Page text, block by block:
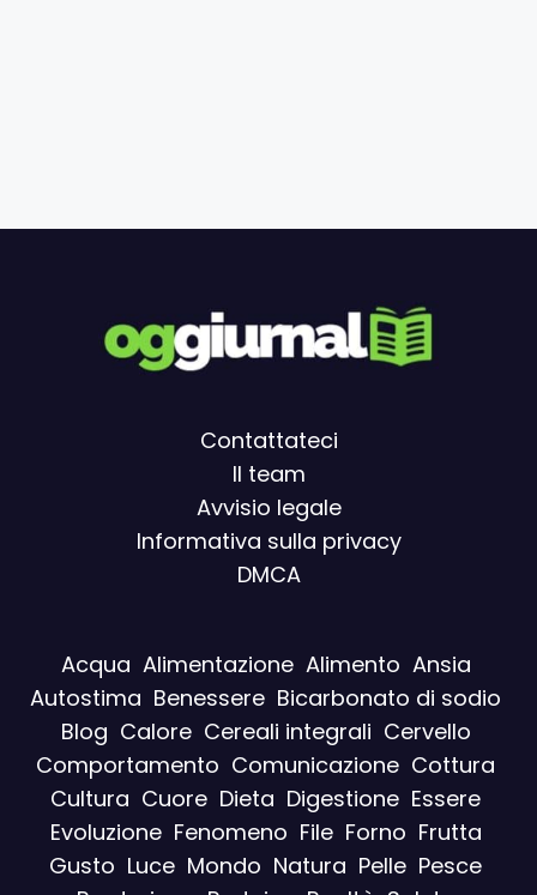
Contattateci
Il team
Avvisio legale
Informativa sulla privacy
DMCA
Acqua Alimentazione Alimento Ansia
Autostima Benessere Bicarbonato di sodio
Blog Calore Cereali integrali Cervello
Comportamento Comunicazione Cottura
Cultura Cuore Dieta Digestione Essere
Evoluzione Fenomeno File Forno Frutta
Gusto Luce Mondo Natura Pelle Pesce